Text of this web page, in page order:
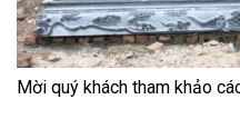
Mời quý khách tham khảo